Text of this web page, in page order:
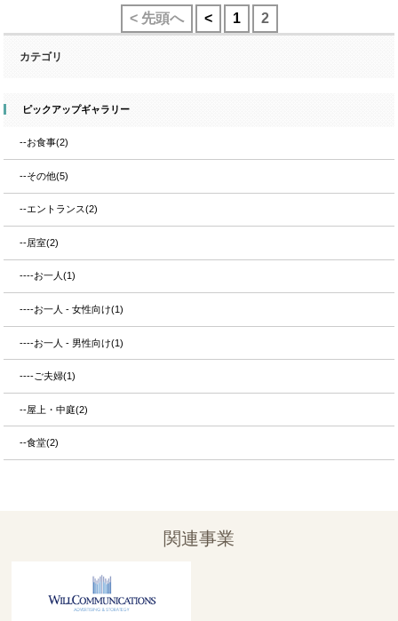
< 先頭へ < 1 2
カテゴリ
ピックアップギャラリー
--お食事(2)
--その他(5)
--エントランス(2)
--居室(2)
----お一人(1)
----お一人 - 女性向け(1)
----お一人 - 男性向け(1)
----ご夫婦(1)
--屋上・中庭(2)
--食堂(2)
関連事業